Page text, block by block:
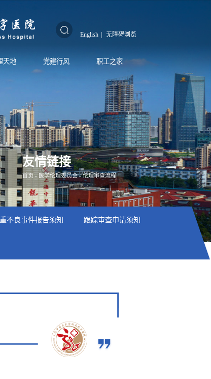
English | 无障碍浏览
天地 党建行风 职工之家
友情链接
首页- 医学伦理委员会-伦理审查流程
不良事件报告须知 跟踪审查申请须知